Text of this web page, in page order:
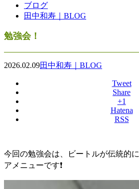
ブログ
田中和寿｜BLOG
勉強会！
2026.02.09田中和寿｜BLOG
Tweet
Share
+1
Hatena
RSS
今回の勉強会は、ビートルが伝統的
アメニューです❗️